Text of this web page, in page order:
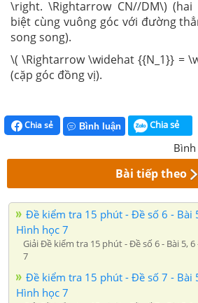
\right. \Rightarrow CN//DM\)
biệt cùng vuông góc với đường
song song).
\( \Rightarrow \widehat {{N_1}} =
(cặp góc đồng vị).
Chia sẻ Bình luận Chia sẻ
Bài tiếp theo
Đề kiểm tra 15 phút - Đề số 6 - Bài
Hình học 7
Giải Đề kiểm tra 15 phút - Đề số 6 - Bài 5,
7
Đề kiểm tra 15 phút - Đề số 7 - Bài
Hình học 7